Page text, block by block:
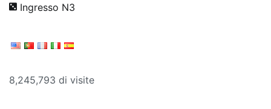
Ingresso N3
8,245,793 di visite